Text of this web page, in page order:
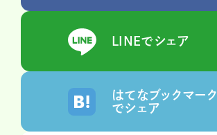
LINEでシェア
はてなブックマーク
でシェア